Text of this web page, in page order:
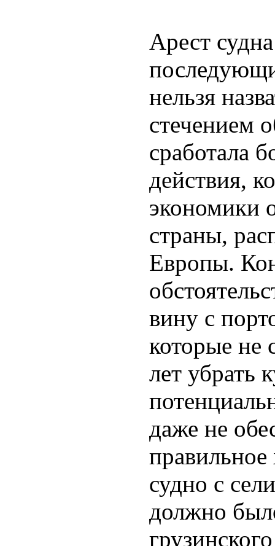
Арест
нельзя
стечением
сработала
действия,
экономики
страны,
Европы.
вину с
которые не
лет убрать
даже не
судно с
должно